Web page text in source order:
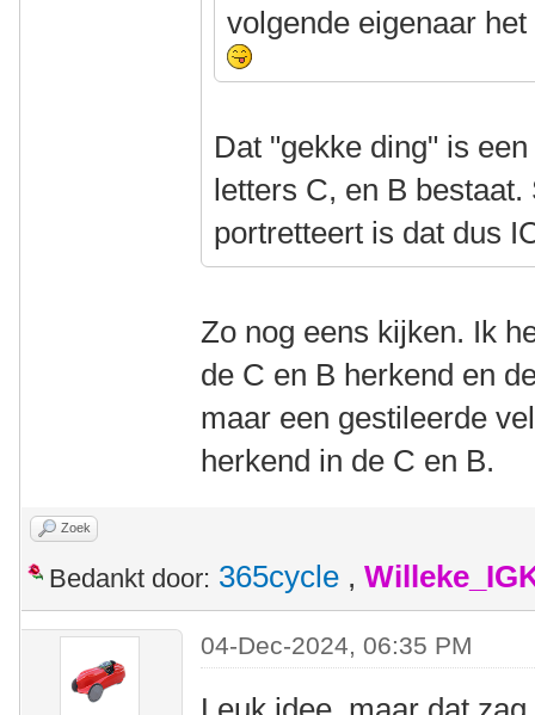
volgende eigenaar
Dat "gekke ding" is
letters C, en B
portretteert is dat dus
Zo nog eens kijken. Ik
de C en B herkend en
maar een gestileerde
herkend in de C en B.
Zoek
Bedankt door: 365cycle ,
04-Dec-2024, 06:35 PM